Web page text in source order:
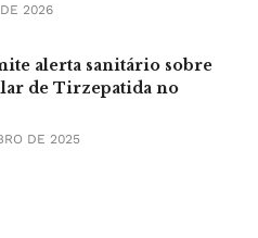
2026
alerta sanitário sobre
de Tirzepatida no
DE 2025